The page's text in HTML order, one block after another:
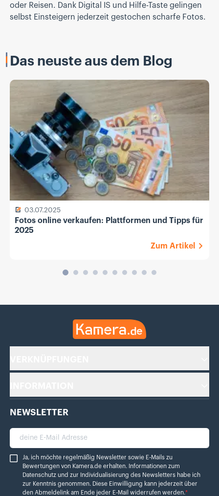
oder Reisen. Dank Digital IS und Hilfe-Taste gelingen
selbst Einsteigern jederzeit gestochen scharfe Fotos.
Das neuste aus dem Blog
03.07.2025
Fotos online verkaufen: Plattformen und Tipps für
2025
Zum Artikel
Kamera.de
NEWSLETTER
deine E-Mail Adresse
Ja, ich möchte regelmäßig Newsletter sowie E-Mails zu Bewertungen von
Ja, ich möchte regelmäßig Newsletter sowie E-Mails zu
Bewertungen von Kamera.de erhalten. Informationen zum
Datenschutz und zur Individualisierung des Newsletters habe ich
zur Kenntnis genommen. Diese Einwilligung kann jederzeit über
den Abmeldelink am Ende jeder E-Mail widerrufen werden.*